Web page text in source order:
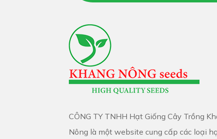
» Bước 4: Ủ hạt: sau khi ngâm hạt, tiến
Chú ý: Đối với các loại hạt khó nảy
GA3, Atonik (chất kích thích nẩy mầm)
nếu dùng quá liều có thể làm chết hạt).
CÔNG TY TNHH Hạt Giống Cây Trồng
Nông là một website cung cấp các loại